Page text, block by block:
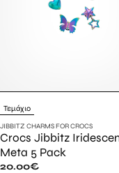
Τεμάχιο
JIBBITZ CHARMS FOR CROCS
Crocs Jibbitz
Meta 5 Pack
20.00€